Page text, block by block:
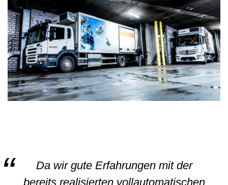
Da wir gute Erfahrungen mit der
bereits realisierten vollautomatischen